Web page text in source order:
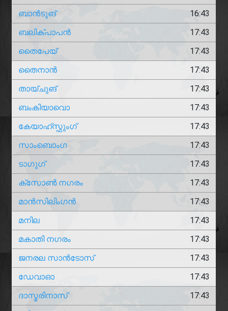
ബാൻടുങ്
16:43
ബലിക്പാപൻ
17:43
തൈപേയ്
17:43
തൈനാൻ
17:43
തായ്ചുങ്
17:43
ബംകിയാവൊ
17:43
കേയാഹ്സ്ഫുംഗ്
17:43
സാംബൊംഗ
17:43
ടാഗുഗ്
17:43
ക്‌സോൺ നഗരം
17:43
മാൻസിലിംഗൻ
17:43
മനില
17:43
മകാതി നഗരം
17:43
ജനരല സാൻടോസ്
17:43
ഡേവാഓ
17:43
ദാസ്മരിനാസ്
17:43